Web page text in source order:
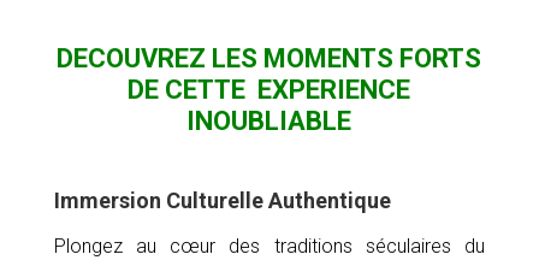
DECOUVREZ LES MOMENTS FORTS
DE CETTE EXPERIENCE
INOUBLIABLE
Immersion Culturelle Authentique
Plongez au cœur des traditions séculaires du